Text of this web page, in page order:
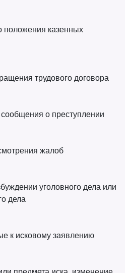
положения казенных
трудового договора
о преступлении
жалоб
уголовного дела или
дела
к исковому заявлению